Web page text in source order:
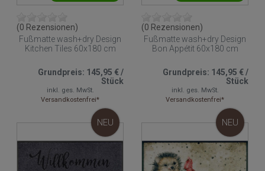
(0 Rezensionen)
Fußmatte wash+dry Design
Kitchen Tiles 60x180 cm
Grundpreis: 145,95 €/
Stück
inkl. ges. MwSt.
Versandkostenfrei*
(0 Rezensionen)
Fußmatte wash+dry Design
Bon Appétit 60x180 cm
Grundpreis: 145,95 €/
Stück
inkl. ges. MwSt.
Versandkostenfrei*
NEU NEU